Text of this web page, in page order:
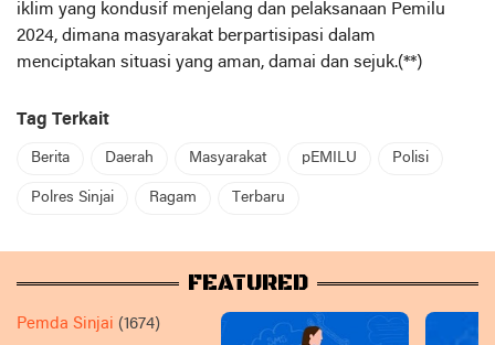
iklim yang kondusif menjelang dan pelaksanaan Pemilu
2024, dimana masyarakat berpartisipasi dalam
menciptakan situasi yang aman, damai dan sejuk.(**)
Tag Terkait
Berita Daerah Masyarakat pEMILU Polisi
Polres Sinjai Ragam Terbaru
FEATURED
Pemda Sinjai (1674)